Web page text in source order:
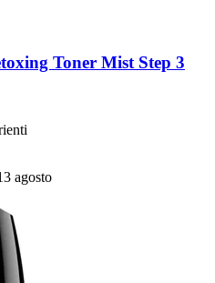
Toner Mist Step 3
agosto